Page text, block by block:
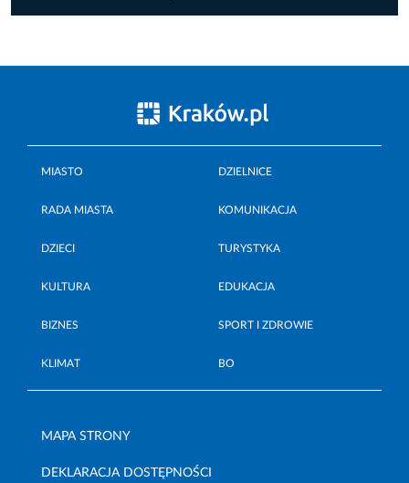
MIASTO DZIELNICE
RADA MIASTA KOMUNIKACJA
DZIECI TURYSTYKA
KULTURA EDUKACJA
BIZNES SPORT I ZDROWIE
KLIMAT BO
MAPA STRONY
DEKLARACJA DOSTĘPNOŚCI